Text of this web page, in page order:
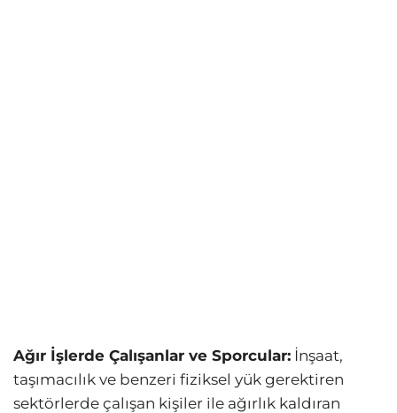
Ağır İşlerde Çalışanlar ve Sporcular: İnşaat,
taşımacılık ve benzeri fiziksel yük gerektiren
sektörlerde çalışan kişiler ile ağırlık kaldıran